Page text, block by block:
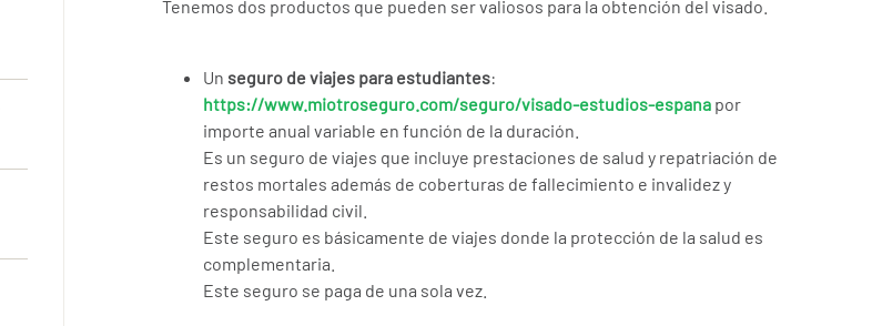
Tenemos dos productos que pueden ser valiosos para la obtención del visado.
Un seguro de viajes para estudiantes:
https://www.miotroseguro.com/seguro/visado-estudios-espana por
importe anual variable en función de la duración.
Es un seguro de viajes que incluye prestaciones de salud y repatriación de
restos mortales además de coberturas de fallecimiento e invalidez y
responsabilidad civil.
Este seguro es básicamente de viajes donde la protección de la salud es
complementaria.
Este seguro se paga de una sola vez.